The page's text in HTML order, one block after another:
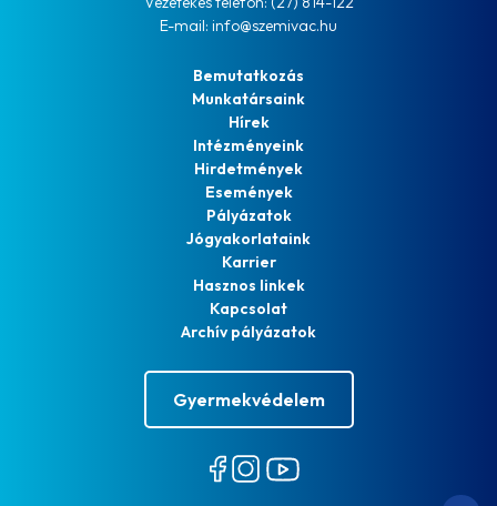
E-mail: info@szemivac.hu
Bemutatkozás
Munkatársaink
Hírek
Intézményeink
Hirdetmények
Események
Pályázatok
Jógyakorlataink
Karrier
Hasznos linkek
Kapcsolat
Archív pályázatok
Gyermekvédelem